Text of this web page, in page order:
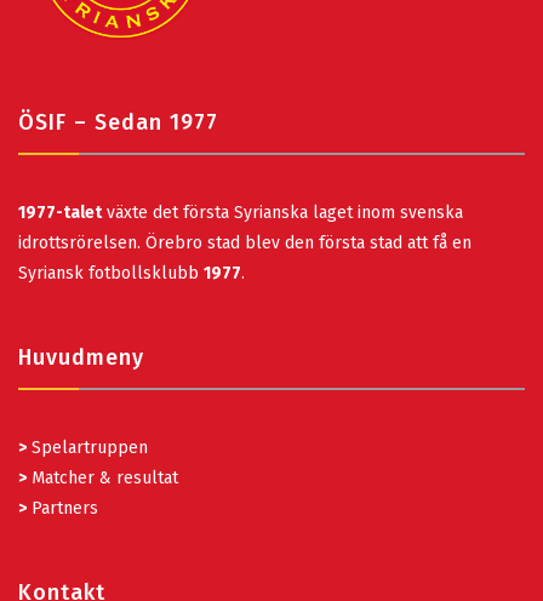
ÖSIF – Sedan 1977
1977-taletväxte det första Syrianska laget inom svenska
idrottsrörelsen. Örebro stad blev den första stad att få en
Syriansk fotbollsklubb 1977.
Huvudmeny
> Spelartruppen
> Matcher & resultat
> Partners
Kontakt